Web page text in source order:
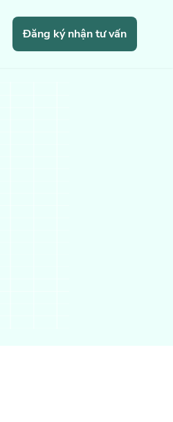
Đăng ký nhận tư vấn